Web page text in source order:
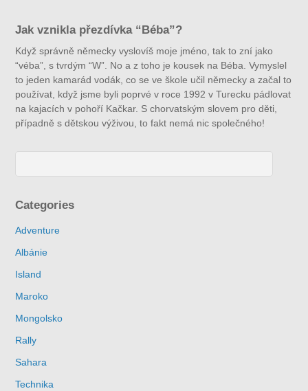
Jak vznikla přezdívka “Béba”?
Když správně německy vyslovíš moje jméno, tak to zní jako
“véba”, s tvrdým “W”. No a z toho je kousek na Béba. Vymyslel
to jeden kamarád vodák, co se ve škole učil německy a začal to
používat, když jsme byli poprvé v roce 1992 v Turecku pádlovat
na kajacích v pohoří Kačkar. S chorvatským slovem pro děti,
případně s dětskou výživou, to fakt nemá nic společného!
Categories
Adventure
Albánie
Island
Maroko
Mongolsko
Rally
Sahara
Technika